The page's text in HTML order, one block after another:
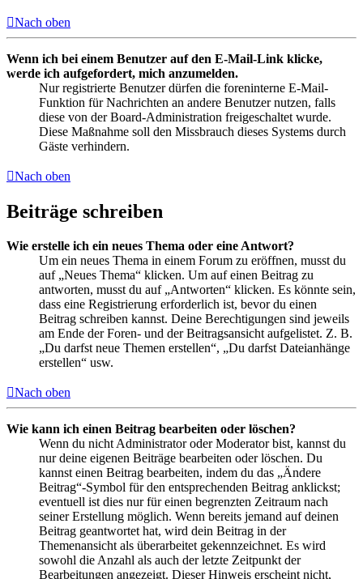
Nach oben
Wenn ich bei einem Benutzer auf den E-Mail-Link klicke,
werde ich aufgefordert, mich anzumelden.
Nur registrierte Benutzer dürfen die foreninterne E-Mail-
Funktion für Nachrichten an andere Benutzer nutzen, falls
diese von der Board-Administration freigeschaltet wurde.
Diese Maßnahme soll den Missbrauch dieses Systems durch
Gäste verhindern.
Nach oben
Beiträge schreiben
Wie erstelle ich ein neues Thema oder eine Antwort?
Um ein neues Thema in einem Forum zu eröffnen, musst du
auf „Neues Thema“ klicken. Um auf einen Beitrag zu
antworten, musst du auf „Antworten“ klicken. Es könnte sein,
dass eine Registrierung erforderlich ist, bevor du einen
Beitrag schreiben kannst. Deine Berechtigungen sind jeweils
am Ende der Foren- und der Beitragsansicht aufgelistet. Z. B.
„Du darfst neue Themen erstellen“, „Du darfst Dateianhänge
erstellen“ usw.
Nach oben
Wie kann ich einen Beitrag bearbeiten oder löschen?
Wenn du nicht Administrator oder Moderator bist, kannst du
nur deine eigenen Beiträge bearbeiten oder löschen. Du
kannst einen Beitrag bearbeiten, indem du das „Ändere
Beitrag“-Symbol für den entsprechenden Beitrag anklickst;
eventuell ist dies nur für einen begrenzten Zeitraum nach
seiner Erstellung möglich. Wenn bereits jemand auf deinen
Beitrag geantwortet hat, wird dein Beitrag in der
Themenansicht als überarbeitet gekennzeichnet. Es wird
sowohl die Anzahl als auch der letzte Zeitpunkt der
Bearbeitungen angezeigt. Dieser Hinweis erscheint nicht,